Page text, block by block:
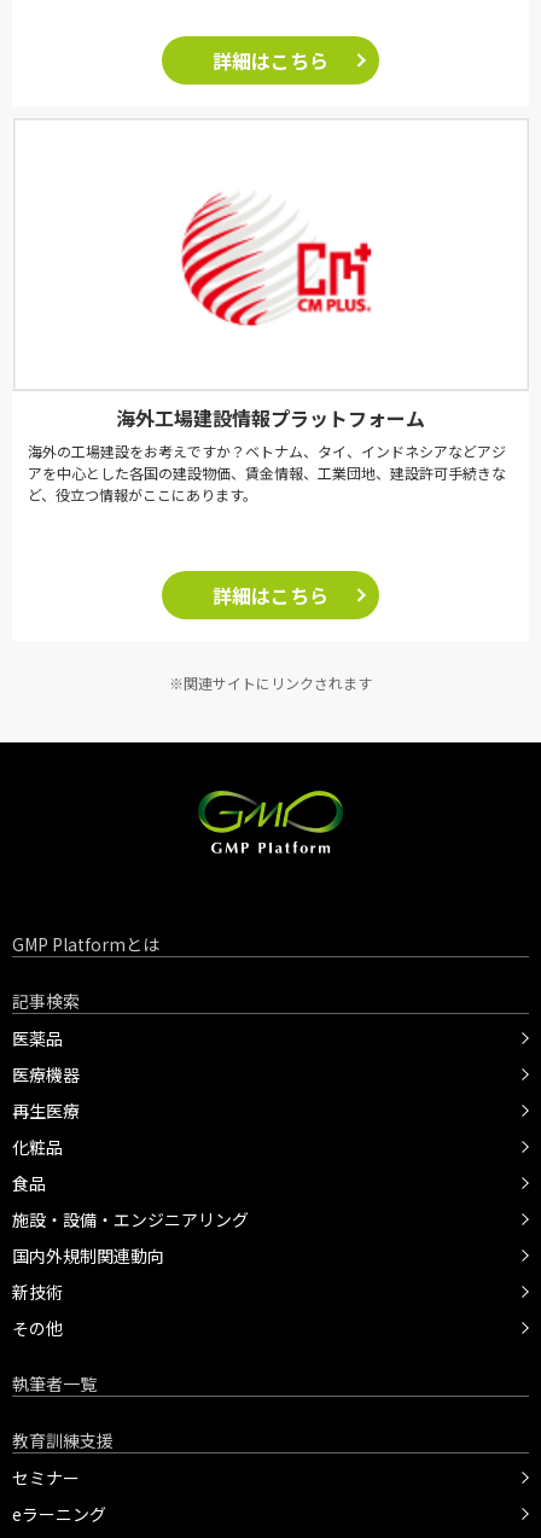
詳細はこちら
海外工場建設情報プラットフォーム
海外の工場建設をお考えですか？ベトナム、タイ、インドネシアなどアジ
アを中心とした各国の建設物価、賃金情報、工業団地、建設許可手続きな
ど、役立つ情報がここにあります。
詳細はこちら
※関連サイトにリンクされます
GMP Platformとは
記事検索
医薬品
医療機器
再生医療
化粧品
食品
施設・設備・エンジニアリング
国内外規制関連動向
新技術
その他
執筆者一覧
教育訓練支援
セミナー
eラーニング